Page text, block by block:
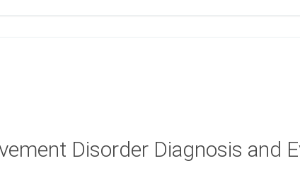
Disorder Diagnosis and